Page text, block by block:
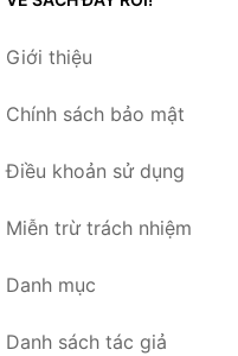
Giới thiệu
Chính sách bảo mật
Điều khoản sử dụng
Miễn trừ trách nhiệm
Danh mục
Danh sách tác giả